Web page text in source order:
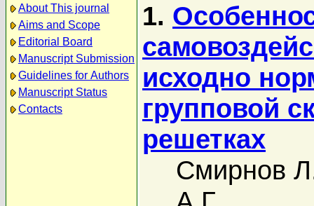
About This journal
Aims and Scope
Editorial Board
Manuscript Submission
Guidelines for Authors
Manuscript Status
Contacts
1.
исходно
групповой
решетках
Смирнов